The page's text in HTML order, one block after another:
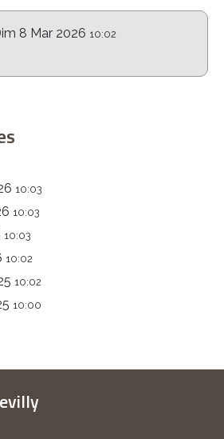
8 Mar 2026 10:02
10:03
10:03
10:03
10:02
10:02
10:00